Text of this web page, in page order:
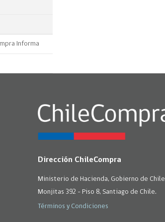
Informa
Dirección ChileCompra
Ministerio de Hacienda, Gobierno de Chile
Monjitas 392 - Piso 8, Santiago de Chile.
Términos y Condiciones